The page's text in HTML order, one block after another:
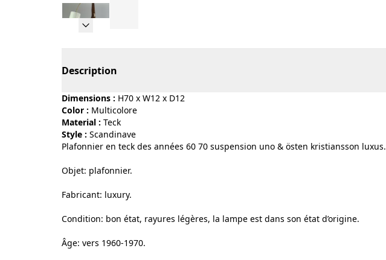
Description
Dimensions : H70 x W12 x D12
Color :
multicolore
Material :
teck
Style :
scandinave
Plafonnier en teck des années 60 70 suspension uno & östen kristiansson luxus.
Objet: plafonnier.
Fabricant: luxury.
Condition: bon état, rayures légères, la lampe est dans son état d’origine.
Âge: vers 1960-1970.